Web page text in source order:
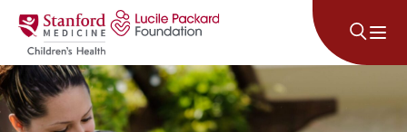
콘텐츠로 건너뛰기